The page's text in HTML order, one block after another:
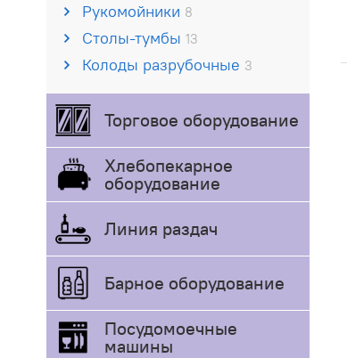
Рукомойники 8
Столы-тумбы 13
Колоды разрубочные 3
Торговое оборудование
Хлебопекарное
оборудование
Линия раздач
Барное оборудование
Посудомоечные
машины